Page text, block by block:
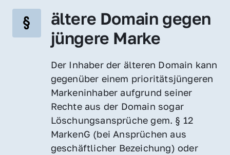
ältere Domain gegen
jüngere Marke
Der Inhaber der älteren Domain kann
gegenüber einem prioritätsjüngeren
Markeninhaber aufgrund seiner
Rechte aus der Domain sogar
Löschungsansprüche gem. § 12
MarkenG (bei Ansprüchen aus
geschäftlicher Bezeichung) oder